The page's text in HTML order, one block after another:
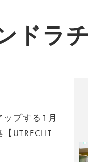
ドラ
プする1月
UTRECHT